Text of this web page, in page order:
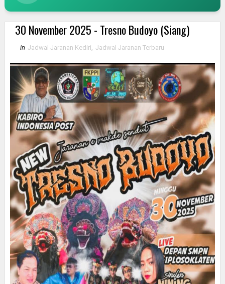
30 November 2025 - Tresno Budoyo (Siang)
in Jadwal Jaranan Kediri Jadwal Jaranan Terbaru